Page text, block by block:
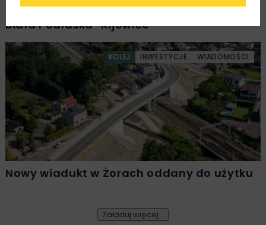
Ponownie wybrano ofertę na budowę A2
Biała Podlaska–Kijowiec
KOLEJ INWESTYCJE WIADOMOŚCI
Nowy wiadukt w Żorach oddany do użytku
Załaduj więcej...